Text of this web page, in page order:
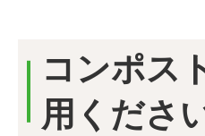
コンポス
用くださ